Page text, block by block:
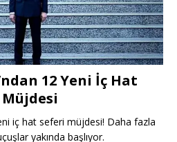
12 Yeni İç Hat
iç hat seferi müjdesi! Daha fazla
yakında başlıyor.